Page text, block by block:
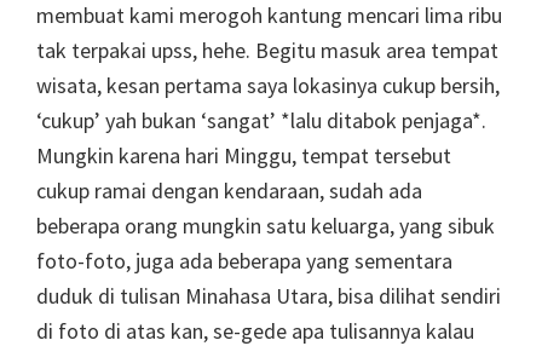
membuat kami merogoh kantung mencari lima ribu
tak terpakai upss, hehe. Begitu masuk area tempat
wisata, kesan pertama saya lokasinya cukup bersih,
‘cukup’ yah bukan ‘sangat’ *lalu ditabok penjaga*.
Mungkin karena hari Minggu, tempat tersebut
cukup ramai dengan kendaraan, sudah ada
beberapa orang mungkin satu keluarga, yang sibuk
foto-foto, juga ada beberapa yang sementara
duduk di tulisan Minahasa Utara, bisa dilihat sendiri
di foto di atas kan, se-gede apa tulisannya kalau